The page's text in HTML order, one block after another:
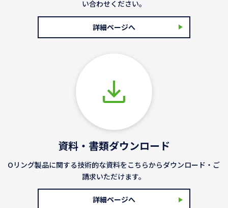
い合わせください。
詳細ページへ
資料・書類ダウンロード
Oリング製品に関する技術的な資料をこちらからダウンロード・ご
請求いただけます。
詳細ページへ